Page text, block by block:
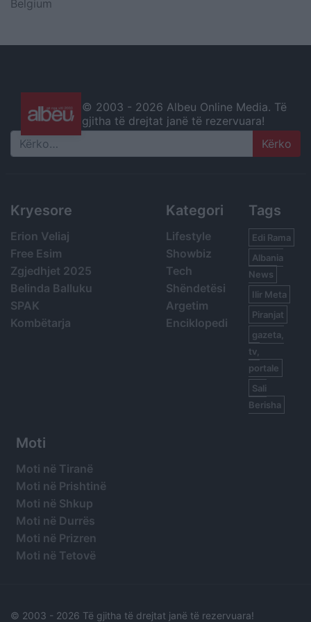
Belgium
© 2003 - 2026 Albeu Online Media. Të
gjitha të drejtat janë të rezervuara!
Search
Kryesore
Erion Veliaj
Free Esim
Zgjedhjet 2025
Belinda Balluku
SPAK
Kombëtarja
Kategori
Lifestyle
Showbiz
Tech
Shëndetësi
Argetim
Enciklopedi
Tags
Edi Rama
Albania
News
Ilir Meta
Piranjat
gazeta,
tv,
portale
Sali
Berisha
Moti
Moti në Tiranë
Moti në Prishtinë
Moti në Shkup
Moti në Durrës
Moti në Prizren
Moti në Tetovë
© 2003 - 2026 Të gjitha të drejtat janë të rezervuara!